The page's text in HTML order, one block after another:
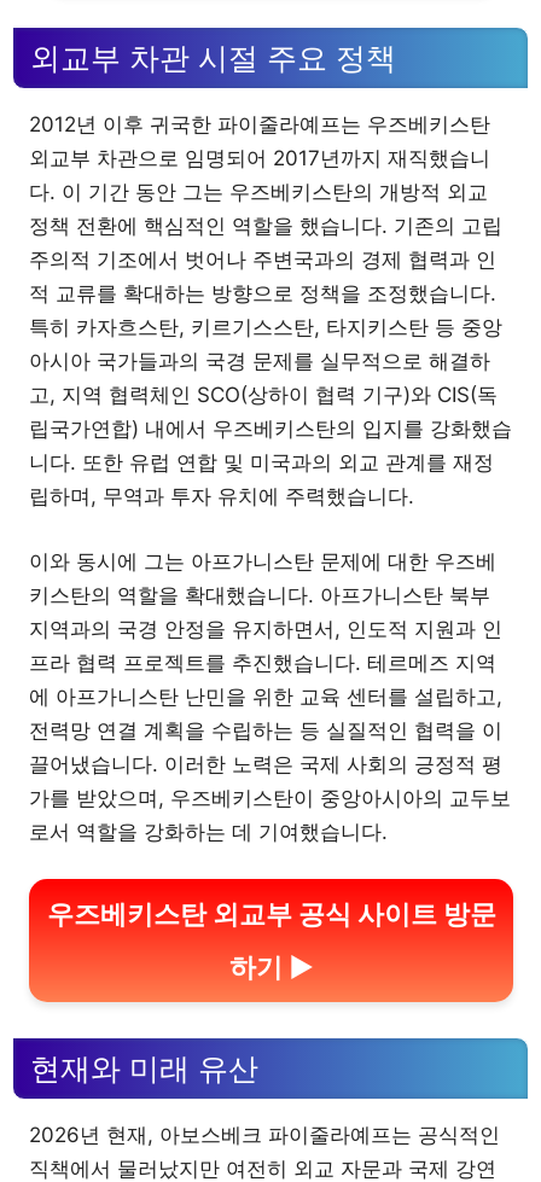
외교부 차관 시절 주요 정책
2012년 이후 귀국한 파이줄라예프는 우즈베키스탄
외교부 차관으로 임명되어 2017년까지 재직했습니
다. 이 기간 동안 그는 우즈베키스탄의 개방적 외교
정책 전환에 핵심적인 역할을 했습니다. 기존의 고립
주의적 기조에서 벗어나 주변국과의 경제 협력과 인
적 교류를 확대하는 방향으로 정책을 조정했습니다.
특히 카자흐스탄, 키르기스스탄, 타지키스탄 등 중앙
아시아 국가들과의 국경 문제를 실무적으로 해결하
고, 지역 협력체인 SCO(상하이 협력 기구)와 CIS(독
립국가연합) 내에서 우즈베키스탄의 입지를 강화했습
니다. 또한 유럽 연합 및 미국과의 외교 관계를 재정
립하며, 무역과 투자 유치에 주력했습니다.
이와 동시에 그는 아프가니스탄 문제에 대한 우즈베
키스탄의 역할을 확대했습니다. 아프가니스탄 북부
지역과의 국경 안정을 유지하면서, 인도적 지원과 인
프라 협력 프로젝트를 추진했습니다. 테르메즈 지역
에 아프가니스탄 난민을 위한 교육 센터를 설립하고,
전력망 연결 계획을 수립하는 등 실질적인 협력을 이
끌어냈습니다. 이러한 노력은 국제 사회의 긍정적 평
가를 받았으며, 우즈베키스탄이 중앙아시아의 교두보
로서 역할을 강화하는 데 기여했습니다.
우즈베키스탄 외교부 공식 사이트 방문
하기 ▶
현재와 미래 유산
2026년 현재, 아보스베크 파이줄라예프는 공식적인
직책에서 물러났지만 여전히 외교 자문과 국제 강연